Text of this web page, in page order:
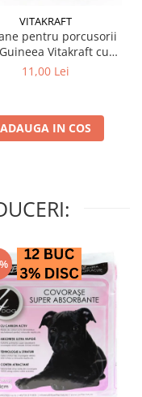
VITAKRAFT
pentru porcusorii
Vitakraft cu
& nuci 2 buc
11,00 Lei
ADAUGA IN COS